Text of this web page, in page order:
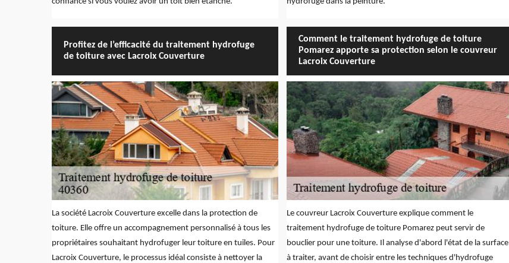
Profitez de l’efficacité du traitement hydrofuge
de toiture avec Lacroix Couverture
La société Lacroix Couverture excelle dans la protection de
toiture. Elle offre un accompagnement personnalisé à tous les
propriétaires souhaitant hydrofuger leur toiture en tuiles. Pour
Lacroix Couverture, le processus idéal consiste à nettoyer la
Comment le traitement hydrofuge de toiture
Pomarez apporte sa protection selon le couvreur
Lacroix Couverture
Le couvreur Lacroix Couverture explique comment le
traitement hydrofuge de toiture Pomarez peut servir de
bouclier pour une toiture. Il analyse d'abord l'état de la surface
à traiter, avant de choisir entre les techniques d'hydrofuge